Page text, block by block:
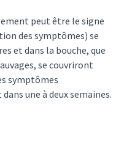
peut être le signe
des symptômes) se
et dans la bouche, que
se couvriront
symptômes
une à deux semaines.